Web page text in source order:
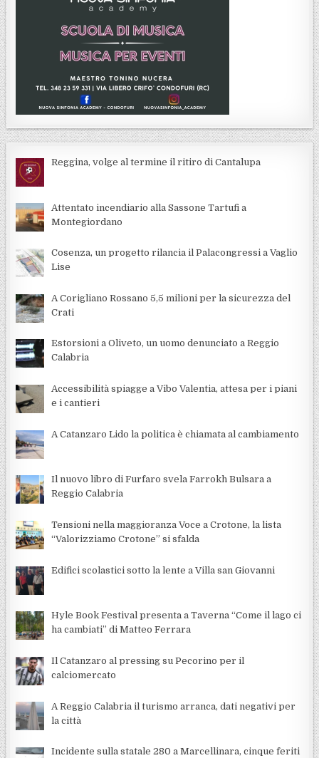
Reggina, volge al termine il ritiro di Cantalupa
Attentato incendiario alla Sassone Tartufi a
Montegiordano
Cosenza, un progetto rilancia il Palacongressi a Vaglio
Lise
A Corigliano Rossano 5,5 milioni per la sicurezza del
Crati
Estorsioni a Oliveto, un uomo denunciato a Reggio
Calabria
Accessibilità spiagge a Vibo Valentia, attesa per i piani
e i cantieri
A Catanzaro Lido la politica è chiamata al cambiamento
Il nuovo libro di Furfaro svela Farrokh Bulsara a
Reggio Calabria
Tensioni nella maggioranza Voce a Crotone, la lista
“Valorizziamo Crotone” si sfalda
Edifici scolastici sotto la lente a Villa san Giovanni
Hyle Book Festival presenta a Taverna “Come il lago ci
ha cambiati” di Matteo Ferrara
Il Catanzaro al pressing su Pecorino per il
calciomercato
A Reggio Calabria il turismo arranca, dati negativi per
la città
Incidente sulla statale 280 a Marcellinara, cinque feriti